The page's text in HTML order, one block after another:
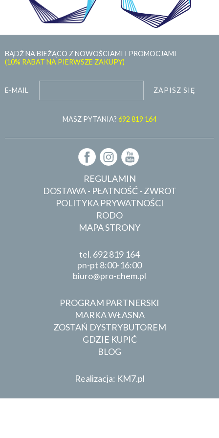
BĄDŹ NA BIEŻĄCO Z NOWOŚCIAMI I PROMOCJAMI
(10% RABAT NA PIERWSZE ZAKUPY)
E-MAIL ZAPISZ SIĘ
MASZ PYTANIA? 692 819 164
REGULAMIN
DOSTAWA - PŁATNOŚĆ - ZWROT
POLITYKA PRYWATNOŚCI
RODO
MAPA STRONY
tel. 692 819 164
pn-pt 8:00-16:00
biuro
pro-chem.pl
PROGRAM PARTNERSKI
MARKA WŁASNA
ZOSTAŃ DYSTRYBUTOREM
GDZIE KUPIĆ
BLOG
Realizacja: KM7.pl